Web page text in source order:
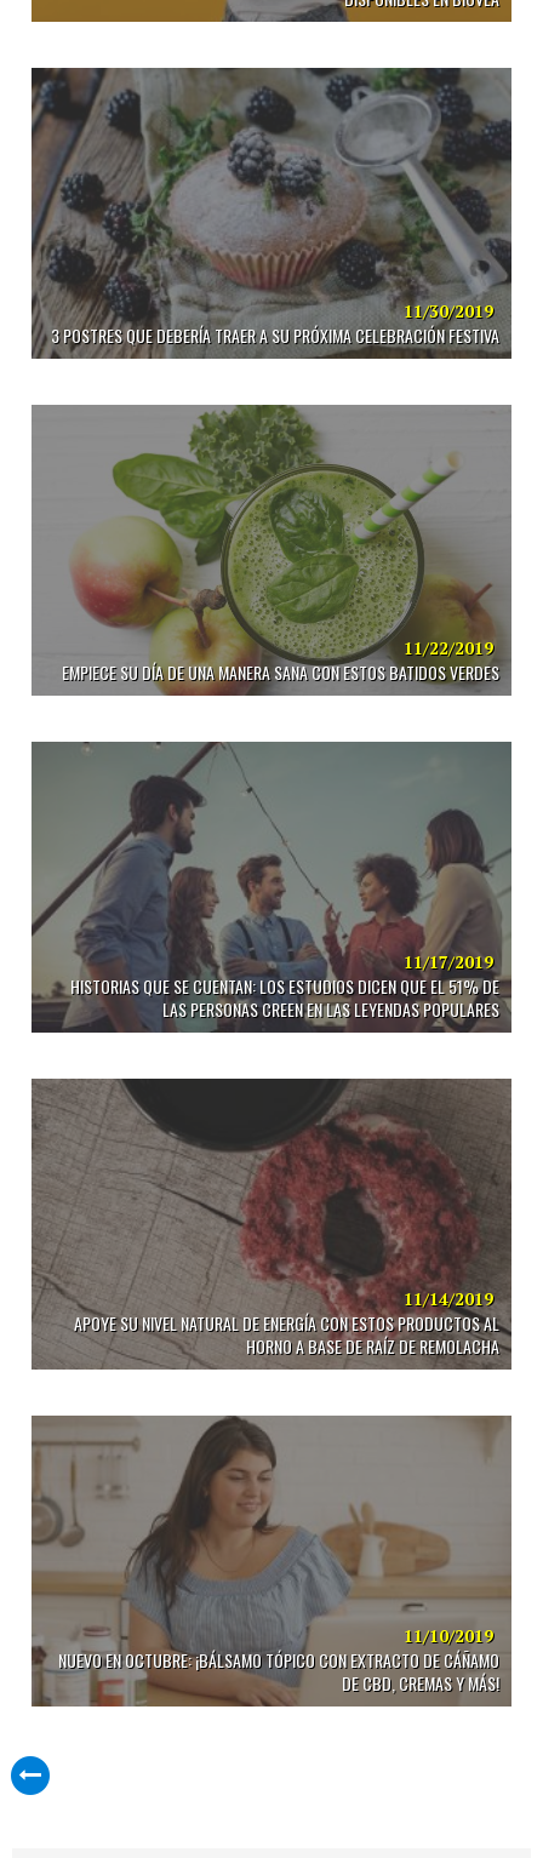
11/30/2019
3 POSTRES QUE DEBERÍA TRAER A SU PRÓXIMA CELEBRACIÓN FESTIVA
11/22/2019
EMPIECE SU DÍA DE UNA MANERA SANA CON ESTOS BATIDOS VERDES
11/17/2019
HISTORIAS QUE SE CUENTAN: LOS ESTUDIOS DICEN QUE EL 51% DE
LAS PERSONAS CREEN EN LAS LEYENDAS POPULARES
11/14/2019
APOYE SU NIVEL NATURAL DE ENERGÍA CON ESTOS PRODUCTOS AL
HORNO A BASE DE RAÍZ DE REMOLACHA
11/10/2019
NUEVO EN OCTUBRE: ¡BÁLSAMO TÓPICO CON EXTRACTO DE CÁÑAMO
DE CBD, CREMAS Y MÁS!